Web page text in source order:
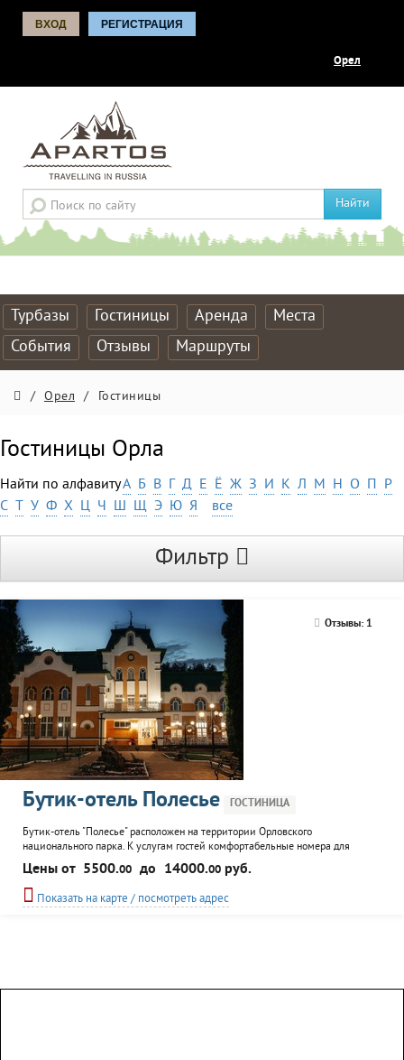
ВХОД РЕГИСТРАЦИЯ
Орел
Найти
Турбазы Гостиницы Аренда
Места
События
Отзывы Маршруты
/ Орел / Гостиницы
Гостиницы Орла
Найти по алфавитуА Б В Г Д Е Ё Ж З И К Л М Н О П Р
С Т У Ф Х Ц Ч Ш Щ Э Ю Я все
Фильтр
Отзывы: 1
Бутик-отель Полесье ГОСТИНИЦА
Бутик-отель "Полесье" расположен на территории Орловского
национального парка. К услугам гостей комфортабельные номера для
отдыха, кафе, банкетный зал.Для любителей активного отдыха - прокат
спортивного инвентаря, организация экскурсий и рыбалки. Возможен
трансфер.
Цены от 5500.00 до 14000.00 руб.
Показать на карте / посмотреть адрес